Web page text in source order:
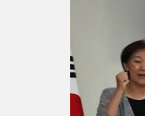
n